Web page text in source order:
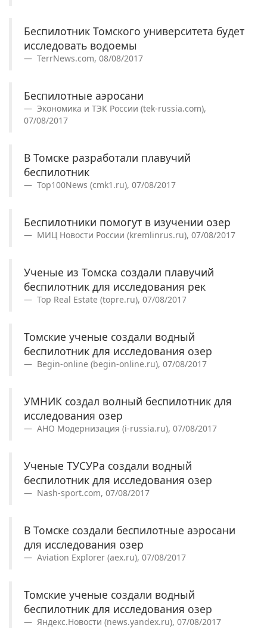
Беспилотник Томского университета будет
исследовать водоемы
TerrNews.com, 08/08/2017
Беспилотные аэросани
Экономика и ТЭК России (tek-russia.com),
07/08/2017
В Томске разработали плавучий
беспилотник
Top100News (cmk1.ru), 07/08/2017
Беспилотники помогут в изучении озер
МИЦ Новости России (kremlinrus.ru), 07/08/2017
Ученые из Томска создали плавучий
беспилотник для исследования рек
Top Real Estate (topre.ru), 07/08/2017
Томские ученые создали водный
беспилотник для исследования озер
Begin-online (begin-online.ru), 07/08/2017
УМНИК создал волный беспилотник для
исследования озер
АНО Модернизация (i-russia.ru), 07/08/2017
Ученые ТУСУРа создали водный
беспилотник для исследования озер
Nash-sport.com, 07/08/2017
В Томске создали беспилотные аэросани
для исследования озер
Aviation Explorer (aex.ru), 07/08/2017
Томские ученые создали водный
беспилотник для исследования озер
Яндекс.Новости (news.yandex.ru), 07/08/2017